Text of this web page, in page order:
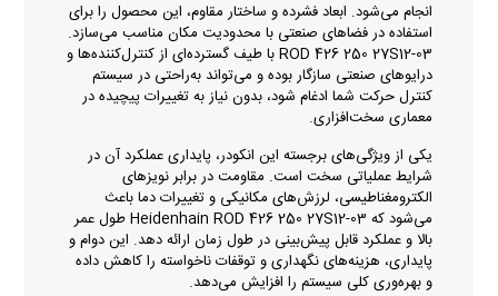
انجام می‌شود. ابعاد فشرده و ساختار مقاوم، این محصول را برای
استفاده در فضاهای صنعتی با محدودیت مکان مناسب می‌سازد.
ROD 426 250 27S12-03 با طیف گسترده‌ای از کنترل‌کننده‌ها و
درایوهای صنعتی سازگار بوده و می‌تواند به‌راحتی در سیستم
کنترل حرکت شما ادغام شود، بدون نیاز به تغییرات پیچیده در
معماری سخت‌افزاری.
یکی از ویژگی‌های برجسته این انکودر، پایداری عملکرد آن در
شرایط عملیاتی سخت است. مقاومت در برابر نویزهای
الکترومغناطیسی، لرزش‌های مکانیکی و تغییرات دما باعث
می‌شود که Heidenhain ROD 426 250 27S12-03 طول عمر
بالا و عملکرد قابل پیش‌بینی در طول زمان ارائه دهد. این دوام و
پایداری، هزینه‌های نگهداری و توقفات ناخواسته را کاهش داده
و بهره‌وری کلی سیستم را افزایش می‌دهد.